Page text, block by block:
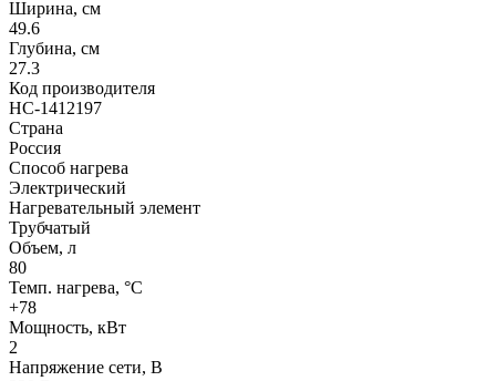
Ширина, см
49.6
Глубина, см
27.3
Код производителя
НС-1412197
Страна
Россия
Способ нагрева
Электрический
Нагревательный элемент
Трубчатый
Объем, л
80
Темп. нагрева, °С
+78
Мощность, кВт
2
Напряжение сети, В